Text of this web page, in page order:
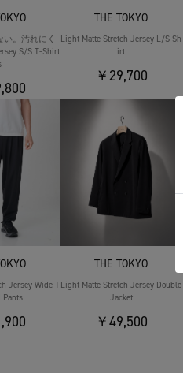
い。汚れにく
S/S T-Shirt
THE TOKYO
Light Matte Stretch Jersey L/S Sh
irt
￥29,700
Jersey Wide T
Pants
THE TOKYO
Light Matte Stretch Jersey Double
Jacket
￥49,500